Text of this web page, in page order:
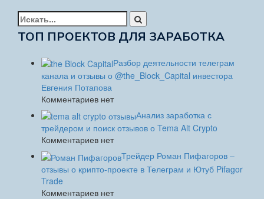
Найти:
ТОП ПРОЕКТОВ ДЛЯ ЗАРАБОТКА
Разбор деятельности телеграм
канала и отзывы о @the_Block_Capital инвестора
Евгения Потапова
Комментариев нет
Анализ заработка с
трейдером и поиск отзывов о Tema Alt Crypto
Комментариев нет
Трейдер Роман Пифагоров –
отзывы о крипто-проекте в Телеграм и Ютуб Pifagor
Trade
Комментариев нет